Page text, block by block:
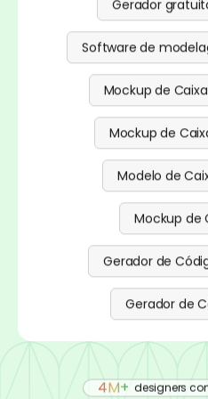
Gerador
Software de
Mockup de
Mockup de
Modelo de
Mockup de
Gerador de
Gerador de
4M+ designers